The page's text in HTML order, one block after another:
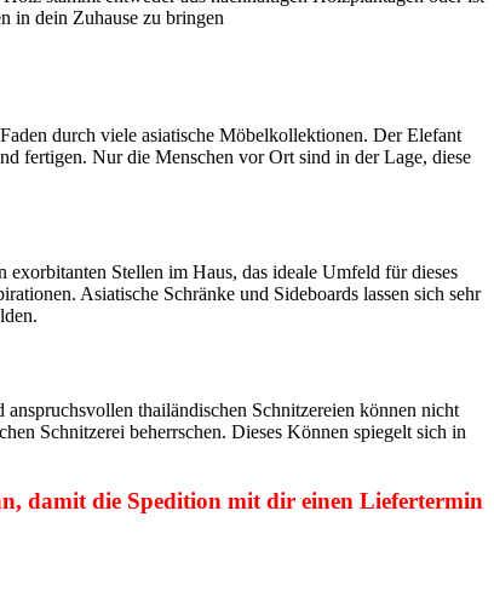
in dein Zuhause zu bringen
durch viele asiatische Möbelkollektionen. Der Elefant
fertigen. Nur die Menschen vor Ort sind in der Lage, diese
Stellen im Haus, das ideale Umfeld für dieses
Asiatische Schränke und Sideboards lassen sich sehr
thailändischen Schnitzereien können nicht
Schnitzerei beherrschen. Dieses Können spiegelt sich in
damit die Spedition mit dir einen Liefertermin